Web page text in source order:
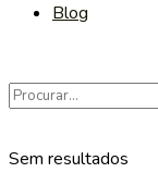
Blog
Sem resultados